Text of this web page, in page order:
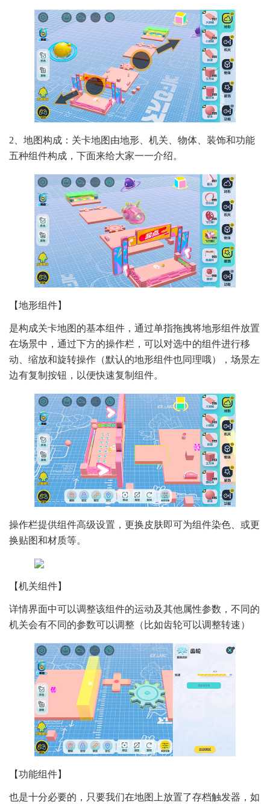
2、地图构成：关卡地图由地形、机关、物体、装饰和功能
五种组件构成，下面来给大家一一介绍。
【地形组件】
是构成关卡地图的基本组件，通过单指拖拽将地形组件放置
在场景中，通过下方的操作栏，可以对选中的组件进行移
动、缩放和旋转操作（默认的地形组件也同理哦），场景左
边有复制按钮，以便快速复制组件。
操作栏提供组件高级设置，更换皮肤即可为组件染色、或更
换贴图和材质等。
【机关组件】
详情界面中可以调整该组件的运动及其他属性参数，不同的
机关会有不同的参数可以调整（比如齿轮可以调整转速）
【功能组件】
也是十分必要的，只要我们在地图上放置了存档触发器，如